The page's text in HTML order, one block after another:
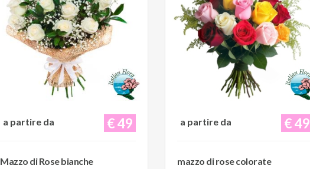
€ 49
a partire da
Mazzo di Rose bianche
€ 49
a partire da
mazzo di rose colorate